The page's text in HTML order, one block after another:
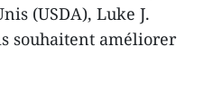
(USDA), Luke J.
souhaitent améliorer